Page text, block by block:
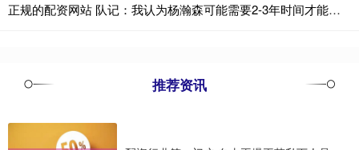
正规的配资网站 队记：我认为杨瀚森可能需要2-3年时间才能打出来 他是潜力股
推荐资讯